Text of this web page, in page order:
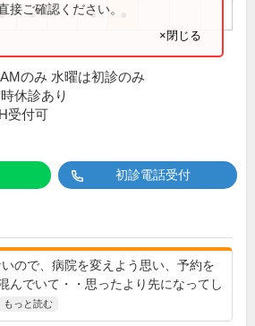
● ●
接ご確認ください。
×閉じる
のみ 水曜は初診のみ
休診あり
受付可
初診電話受付
ので、病院を変えよう思い、予約を
んでいて・・思ったより先になってし
もっと読む